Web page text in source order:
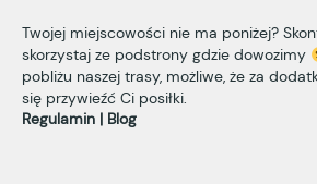
Twojej miejscowości nie ma poniżej?
skorzystaj ze podstrony gdzie dowozimy
pobliżu naszej trasy, możliwe, że za
się przywieźć Ci posiłki.
Regulamin Blog